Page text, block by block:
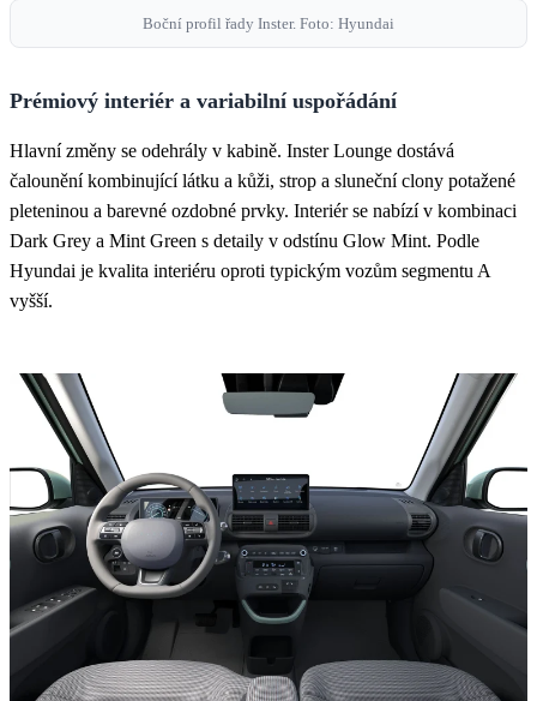
Boční profil řady Inster. Foto: Hyundai
Prémiový interiér a variabilní uspořádání
Hlavní změny se odehrály v kabině. Inster Lounge dostává
čalounění kombinující látku a kůži, strop a sluneční clony potažené
pleteninou a barevné ozdobné prvky. Interiér se nabízí v kombinaci
Dark Grey a Mint Green s detaily v odstínu Glow Mint. Podle
Hyundai je kvalita interiéru oproti typickým vozům segmentu A
vyšší.